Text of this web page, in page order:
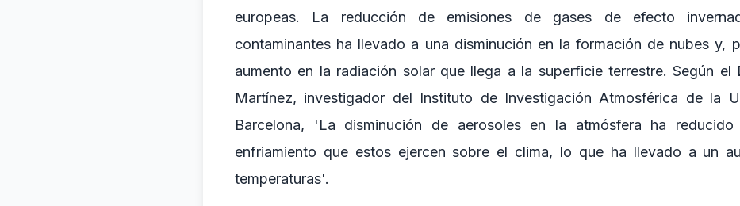
europeas. La reducción de emisiones de gases de efecto
contaminantes ha llevado a una disminución en la formación de nubes y,
aumento en la radiación solar que llega a la superficie terrestre. Según el
Martínez, investigador del Instituto de Investigación Atmosférica de la
Barcelona, 'La disminución de aerosoles en la atmósfera ha
enfriamiento que estos ejercen sobre el clima, lo que ha llevado a un
temperaturas'.